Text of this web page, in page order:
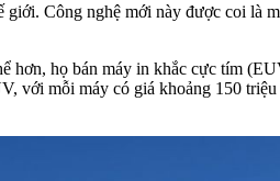
Công nghệ mới này được coi là
hơn, họ bán máy in khắc cực tím
với mỗi máy có giá khoảng 150